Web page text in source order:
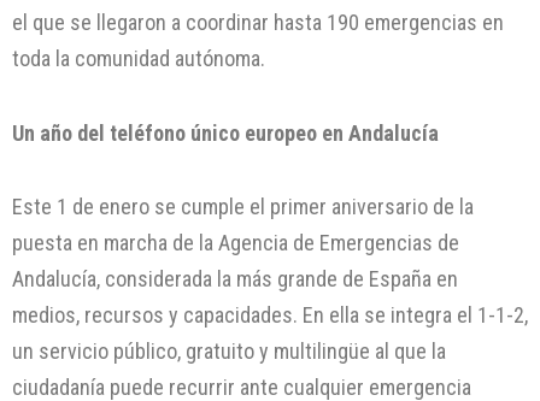
el que se llegaron a coordinar hasta 190 emergencias en
toda la comunidad autónoma.
Un año del teléfono único europeo en Andalucía
Este 1 de enero se cumple el primer aniversario de la
puesta en marcha de la Agencia de Emergencias de
Andalucía, considerada la más grande de España en
medios, recursos y capacidades. En ella se integra el 1-1-2,
un servicio público, gratuito y multilingüe al que la
ciudadanía puede recurrir ante cualquier emergencia